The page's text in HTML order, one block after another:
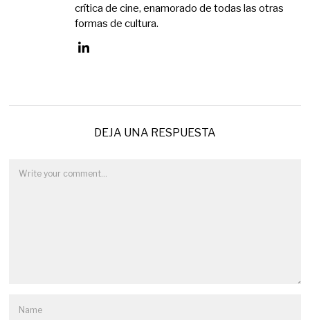
crítica de cine, enamorado de todas las otras
formas de cultura.
DEJA UNA RESPUESTA